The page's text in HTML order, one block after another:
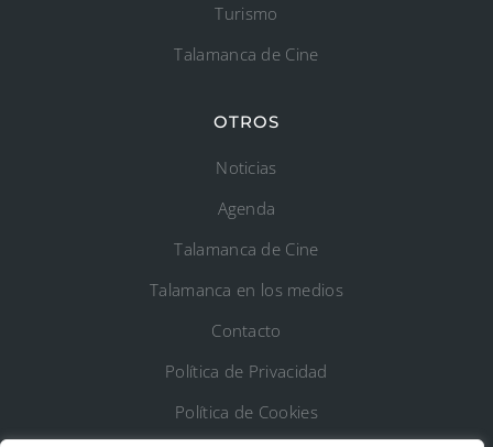
Turismo
Talamanca de Cine
OTROS
Noticias
Agenda
Talamanca de Cine
Talamanca en los medios
Contacto
Política de Privacidad
Política de Cookies